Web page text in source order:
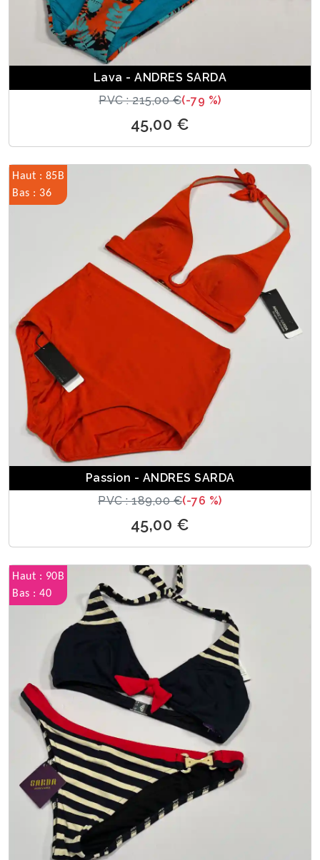
Lava - ANDRES SARDA
PVC : 215,00 €(-79 %)
45,00 €
Haut : 85B
Bas : 36
Passion - ANDRES SARDA
PVC : 189,00 €(-76 %)
45,00 €
Haut : 90B
Bas : 40